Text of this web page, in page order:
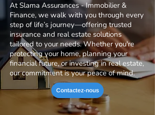
At Slama Assurances - Immobilier &
Finance, we walk with you through every
step of life’s journey—offering trusted
insurance and real estate solutions
tailored to your needs. Whether you're
protecting your home, planning your
financial future, or investing in real estate,
our commitment is your peace of mind.
Contactez-nous